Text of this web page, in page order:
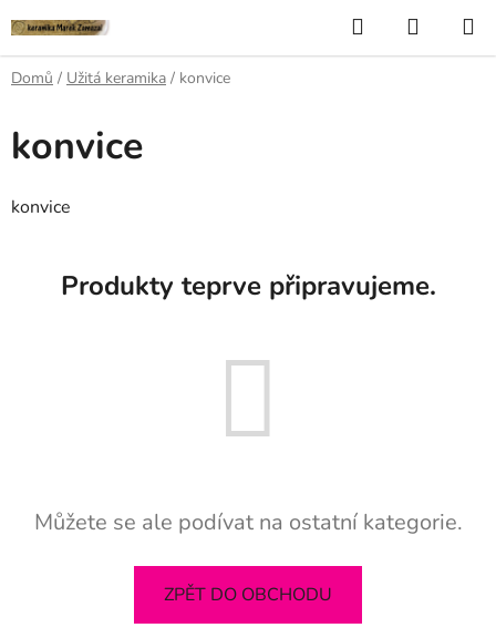
na
obsah
Hledat
KOŠÍK
Domů / Užitá keramika / konvice
konvice
konvice
Produkty teprve připravujeme.
Můžete se ale podívat na ostatní kategorie.
ZPĚT DO OBCHODU